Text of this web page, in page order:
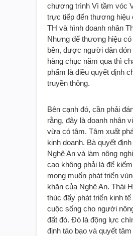
chương trình Vì tầm vóc
trực tiếp đến thương hiệu
TH và hình doanh nhân
Nhưng để thương hiệu
bền, được người dân đón
hàng chục năm qua thì
phẩm là điều quyết định
truyền thông.
Bên cạnh đó, cần phải
rằng, đây là doanh nhân
vừa có tâm. Tâm xuất
kinh doanh. Bà quyết
Nghệ An và làm nông
cao không phải là để
mong muốn phát triển
khăn của Nghệ An. Thái
thúc đẩy phát triển kinh
cuộc sống cho người
đất đó. Đó là động lực
định táo bạo và quyết